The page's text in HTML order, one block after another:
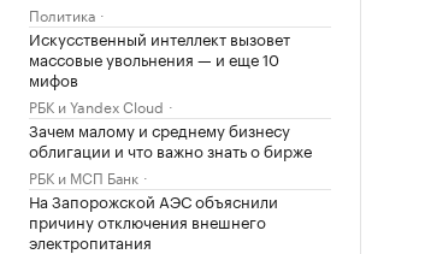
Политика
Искусственный интеллект вызовет
массовые увольнения — и еще 10
мифов
РБК и Yandex Cloud
Зачем малому и среднему бизнесу
облигации и что важно знать о бирже
РБК и МСП Банк
На Запорожской АЭС объяснили
причину отключения внешнего
электропитания